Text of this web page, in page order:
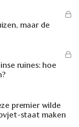
maar de
ruïnes: hoe
premier wilde
staat maken